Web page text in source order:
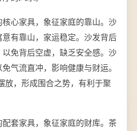
心家具，象征家庭的靠山。沙
有靠山，家运稳定。沙发背后
免背后空虚，缺乏安全感。沙
气流直冲，影响健康与财运。
放，形成围合之势，有利于聚
套家具，象征家庭的财库。茶